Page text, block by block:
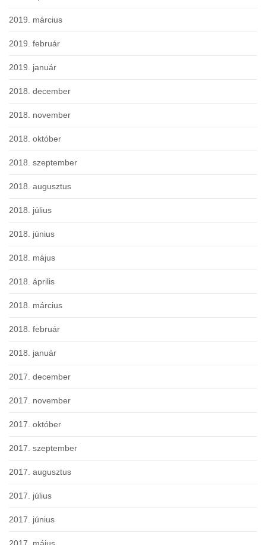
2019. március
2019. február
2019. január
2018. december
2018. november
2018. október
2018. szeptember
2018. augusztus
2018. július
2018. június
2018. május
2018. április
2018. március
2018. február
2018. január
2017. december
2017. november
2017. október
2017. szeptember
2017. augusztus
2017. július
2017. június